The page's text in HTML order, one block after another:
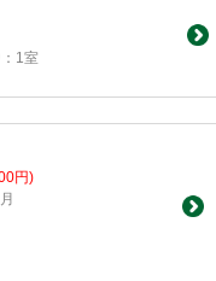
1室
円)